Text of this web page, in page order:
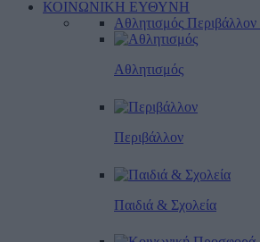
ΚΟΙΝΩΝΙΚΗ ΕΥΘΥΝΗ
Αθλητισμός Περιβάλλον
Αθλητισμός
Περιβάλλον
Παιδιά & Σχολεία